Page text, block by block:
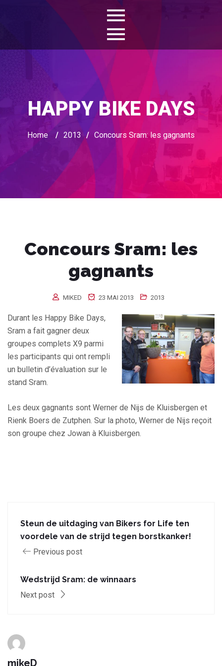
HAPPY BIKE DAYS
Home / 2013 / Concours Sram: les gagnants
Concours Sram: les
gagnants
MIKED 23 MAI 2013 2013
Durant les Happy Bike Days,
Sram a fait gagner deux
groupes complets X9 parmi
les participants qui ont rempli
un bulletin d’évaluation sur le
stand Sram.
Les deux gagnants sont Werner de Nijs de Kluisbergen et
Rienk Boers de Zutphen. Sur la photo, Werner de Nijs reçoit
son groupe chez Jowan à Kluisbergen.
Steun de uitdaging van Bikers for Life ten
voordele van de strijd tegen borstkanker!
Previous post
Wedstrijd Sram: de winnaars
Next post
mikeD